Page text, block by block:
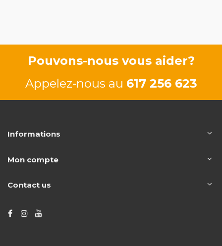
Pouvons-nous vous aider?
Appelez-nous au 617 256 623
Informations
Mon compte
Contact us